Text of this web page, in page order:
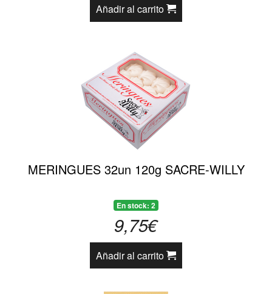
Añadir al carrito
MERINGUES 32un 120g SACRE-WILLY
En stock: 2
9,75€
Añadir al carrito